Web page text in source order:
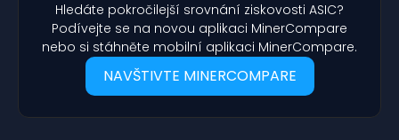
Hledáte pokročilejší srovnání ziskovosti ASIC?
Podívejte se na novou aplikaci MinerCompare
nebo si stáhněte mobilní aplikaci MinerCompare.
NAVŠTIVTE MINERCOMPARE